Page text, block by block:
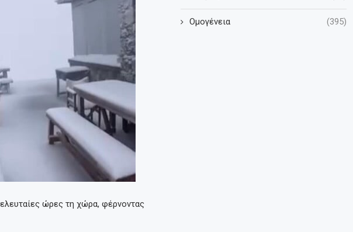
ώρες τη χώρα, φέρνοντας
Ομογένεια (395)